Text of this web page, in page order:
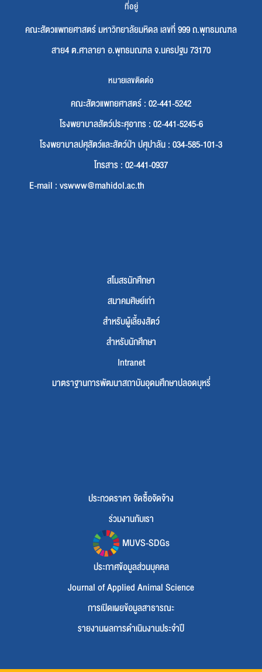
ที่อยู่
คณะสัตวแพทยศาสตร์ มหาวิทยาลัยมหิดล เลขที่ 999 ถ.พุทธมณฑล
สาย4 ต.ศาลายา อ.พุทธมณฑล จ.นครปฐม 73170
หมายเลขติดต่อ
คณะสัตวแพทยศาสตร์ : 02-441-5242
โรงพยาบาลสัตว์ประศุอาทร : 02-441-5245-6
โรงพยาบาลปศุสัตว์และสัตว์ป่า ปศุปาลัน : 034-585-101-3
โทรสาร : 02-441-0937
E-mail : vswww@mahidol.ac.th
สโมสรนักศึกษา
สมาคมศิษย์เก่า
สำหรับผู้เลี้ยงสัตว์
สำหรับนักศึกษา
Intranet
มาตราฐานการพัฒนาสถาบันอุดมศึกษาปลอดบุหรี่
ประกวดราคา จัดซื้อจัดจ้าง
ร่วมงานกับเรา
MUVS-SDGs
ประกาศข้อมูลส่วนบุคคล
Journal of Applied Animal Science
การเปิดเผยข้อมูลสาธารณะ
รายงานผลการดำเนินงานประจำปี